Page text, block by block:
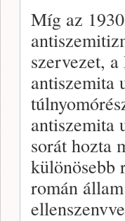
Míg az
szervezet,
antiszemita
antiszemita
sorát hozta
különösebb
román